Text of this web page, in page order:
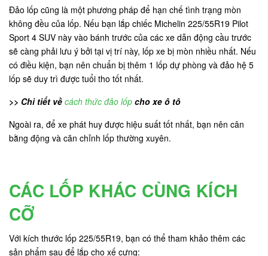
Đảo lốp cũng là một phương pháp để hạn chế tình trạng mòn
không đều của lốp. Nếu bạn lắp chiếc Michelin 225/55R19 Pilot
Sport 4 SUV này vào bánh trước của các xe dẫn động cầu trước
sẽ càng phải lưu ý bởi tại vị trí này, lốp xe bị mòn nhiều nhất. Nếu
có điều kiện, bạn nên chuẩn bị thêm 1 lốp dự phòng và đảo hệ 5
lốp sẽ duy trì được tuổi tho tốt nhất.
>> Chi tiết về cách thức đảo lốp cho xe ô tô
Ngoài ra, để xe phát huy được hiệu suất tốt nhất, bạn nên cân
bằng động và căn chỉnh lốp thường xuyên.
CÁC LỐP KHÁC CÙNG KÍCH
CỠ
Với kích thước lốp 225/55R19, bạn có thể tham khảo thêm các
sản phẩm sau để lắp cho xế cưng: